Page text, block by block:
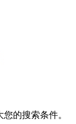
的搜索条件。